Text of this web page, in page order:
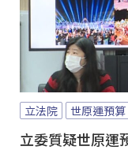
立法院 世原運預算
立委質疑世原運